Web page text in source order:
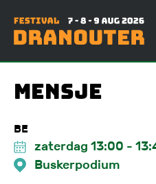
de
inhoud
gaan
Mensje
BE
zaterdag 13:00 -
Buskerpodium